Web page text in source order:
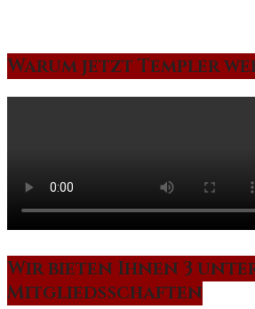
Warum jetzt Templer
Wir bieten Ihnen 3
Mitgliedsschaften